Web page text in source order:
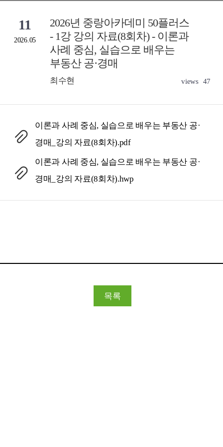
11
2026.05
2026년 중랑아카데미 50플러스
- 1강 강의 자료(8회차) - 이론과
사례 중심, 실습으로 배우는
부동산 공·경매
최수현 views 47
이론과 사례 중심, 실습으로 배우는 부동산 공·
경매_강의 자료(8회차).pdf
이론과 사례 중심, 실습으로 배우는 부동산 공·
경매_강의 자료(8회차).hwp